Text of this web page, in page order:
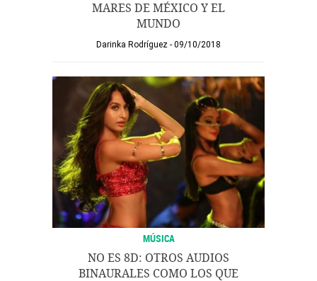
MARES DE MÉXICO Y EL
MUNDO
Darinka Rodríguez 09/10/2018
MÚSICA
NO ES 8D: OTROS AUDIOS
BINAURALES COMO LOS QUE